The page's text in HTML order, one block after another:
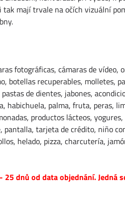
mají trvale na očích vizuální
fotográficas, cámaras de
botellas recuperables, molletes,
de dientes, jabones,
palma, fruta, peras,
productos lácteos,
tarjeta de crédito, niño
helado, pizza, charcutería,
dnů od data objednání.